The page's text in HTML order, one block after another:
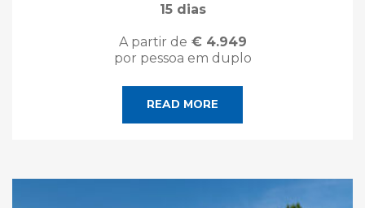
15 dias
A partir de € 4.949
por pessoa em duplo
READ MORE